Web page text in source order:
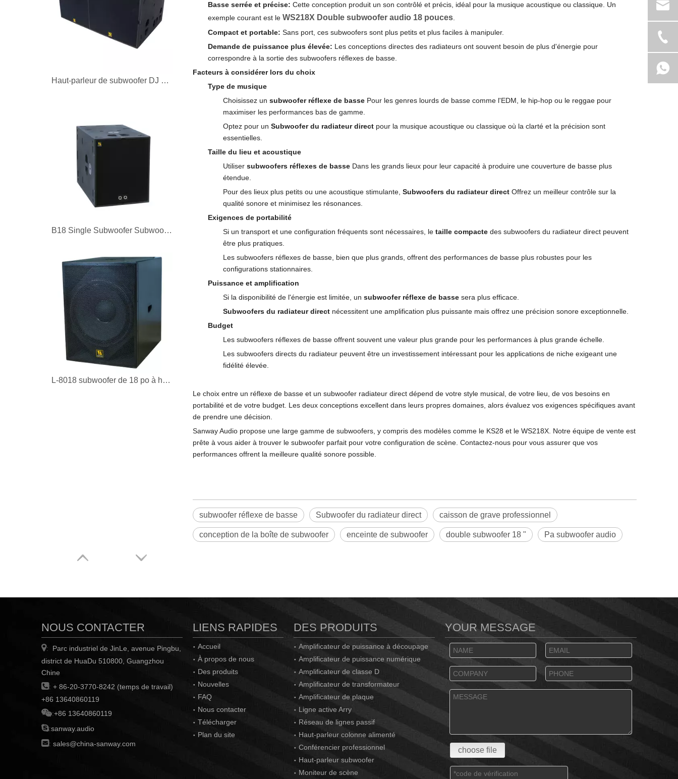
Haut-parleur de subwoofer DJ BSX Dual 21 pouces avec conception à longue excursion
B18 Single Subwoofer Subwoofer de 18 pouces Single
L-8018 subwoofer de 18 po à haute efficacité
Basse serrée et précise: Cette conception produit un son contrôlé et précis, idéal pour la musique acoustique ou classique. Un
exemple courant est le WS218X Double subwoofer audio 18 pouces
Compact et portable: Sans port, ces subwoofers sont plus petits et plus faciles à manipuler.
Demande de puissance plus élevée: Les conceptions directes des radiateurs ont souvent besoin de plus d'énergie pour
correspondre à la sortie des subwoofers réflexes de basse.
Facteurs à considérer lors du choix
Type de musique
Choisissez un subwoofer réflexe de basse Pour les genres lourds de basse comme l'EDM, le hip-hop ou le reggae pour
maximiser les performances bas de gamme.
Optez pour un Subwoofer du radiateur direct pour la musique acoustique ou classique où la clarté et la précision sont
essentielles.
Taille du lieu et acoustique
Utiliser subwoofers réflexes de basse Dans les grands lieux pour leur capacité à produire une couverture de basse plus
étendue.
Pour des lieux plus petits ou une acoustique stimulante, Subwoofers du radiateur direct Offrez un meilleur contrôle sur la
qualité sonore et minimisez les résonances.
Exigences de portabilité
Si un transport et une configuration fréquents sont nécessaires, le taille compacte des subwoofers du radiateur direct peuvent
être plus pratiques.
Les subwoofers réflexes de basse, bien que plus grands, offrent des performances de basse plus robustes pour les
configurations stationnaires.
Puissance et amplification
Si la disponibilité de l'énergie est limitée, un subwoofer réflexe de basse sera plus efficace.
Subwoofers du radiateur direct nécessitent une amplification plus puissante mais offrez une précision sonore exceptionnelle.
Budget
Les subwoofers réflexes de basse offrent souvent une valeur plus grande pour les performances à plus grande échelle.
Les subwoofers directs du radiateur peuvent être un investissement intéressant pour les applications de niche exigeant une
fidélité élevée.
Le choix entre un réflexe de basse et un subwoofer radiateur direct dépend de votre style musical, de votre lieu, de vos besoins en
portabilité et de votre budget. Les deux conceptions excellent dans leurs propres domaines, alors évaluez vos exigences spécifiques avant
de prendre une décision.
Sanway Audio propose une large gamme de subwoofers, y compris des modèles comme le KS28 et le WS218X. Notre équipe de vente est
prête à vous aider à trouver le subwoofer parfait pour votre configuration de scène. Contactez-nous pour vous assurer que vos
performances offrent la meilleure qualité sonore possible.
subwoofer réflexe de basse Subwoofer du radiateur direct caisson de grave professionnel
conception de la boîte de subwoofer enceinte de subwoofer double subwoofer 18 " Pa subwoofer audio
NOUS CONTACTER
:
Parc industriel de JinLe, avenue Pingbu,
district de HuaDu 510800, Guangzhou
Chine
: + 86-20-3770-8242 (temps de travail)
+86 13640860119
:+86 13640860119
:sanway.audio
: sales@china-sanway.com
LIENS RAPIDES
Accueil
À propos de nous
Des produits
Nouvelles
FAQ
Nous contacter
Télécharger
Plan du site
DES PRODUITS
Amplificateur de puissance à découpage
Amplificateur de puissance numérique
Amplificateur de classe D
Amplificateur de transformateur
Amplificateur de plaque
Ligne active Arry
Réseau de lignes passif
Haut-parleur colonne alimenté
Conférencier professionnel
Haut-parleur subwoofer
Moniteur de scène
YOUR MESSAGE
choose file